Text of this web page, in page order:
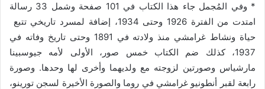
* وفي المُجمل جاء هذا الكتاب في 101 صفحة وشمل 33 رسالة
امتدت من الفترة 1926 وحتى 1934، إضافة لمسرد تاريخي تتبع
حياة ونشاط غرامشي منذ ولادته في 1891 وحتى تاريخ وفاته في
1937، كذلك ضم الكتاب خمس صور، الأولى لأمه جيوسبينا
مارشياس وصورتين لزوجته مع ولديهما وأخرى لها وحدها. وصورة
رابعة لقبر أنطونيو غرامشي في روما والصورة الأخيرة لسجن تورينو،